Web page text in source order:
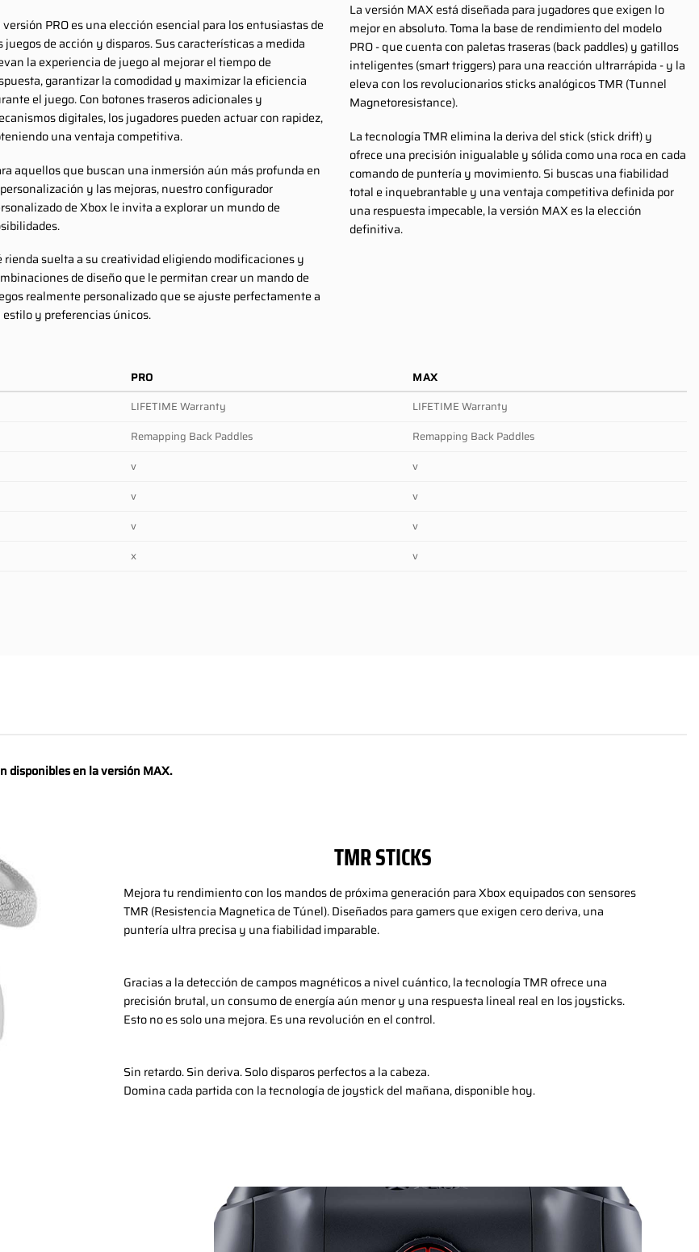
versión PRO es una elección esencial para los entusiastas de
juegos de acción y disparos. Sus características a medida
la experiencia de juego al mejorar el tiempo de
garantizar la comodidad y maximizar la eficiencia
el juego. Con botones traseros adicionales y
digitales, los jugadores pueden actuar con rapidez,
una ventaja competitiva.
aquellos que buscan una inmersión aún más profunda en
y las mejoras, nuestro configurador
de Xbox le invita a explorar un mundo de
rienda suelta a su creatividad eligiendo modificaciones y
de diseño que le permitan crear un mando de
realmente personalizado que se ajuste perfectamente a
estilo y preferencias únicos.
La versión MAX está diseñada para jugadores que exigen lo
mejor en absoluto. Toma la base de rendimiento del modelo
PRO - que cuenta con paletas traseras (back paddles) y gatillos
inteligentes (smart triggers) para una reacción ultrarrápida - y la
eleva con los revolucionarios sticks analógicos TMR (Tunnel
Magnetoresistance).
La tecnología TMR elimina la deriva del stick (stick drift) y
ofrece una precisión inigualable y sólida como una roca en cada
comando de puntería y movimiento. Si buscas una fiabilidad
total e inquebrantable y una ventaja competitiva definida por
una respuesta impecable, la versión MAX es la elección
definitiva.
PRO
MAX
LIFETIME Warranty
LIFETIME Warranty
Remapping Back Paddles
Remapping Back Paddles
v
v
v
v
v
v
x v
disponibles en la versión MAX.
TMR STICKS
Mejora tu rendimiento con los mandos de próxima generación para Xbox equipados con sensores
TMR (Resistencia Magnetica de Túnel). Diseñados para gamers que exigen cero deriva, una
puntería ultra precisa y una fiabilidad imparable.
Gracias a la detección de campos magnéticos a nivel cuántico, la tecnología TMR ofrece una
precisión brutal, un consumo de energía aún menor y una respuesta lineal real en los joysticks.
Esto no es solo una mejora. Es una revolución en el control.
Sin retardo. Sin deriva. Solo disparos perfectos a la cabeza.
Domina cada partida con la tecnología de joystick del mañana, disponible hoy.